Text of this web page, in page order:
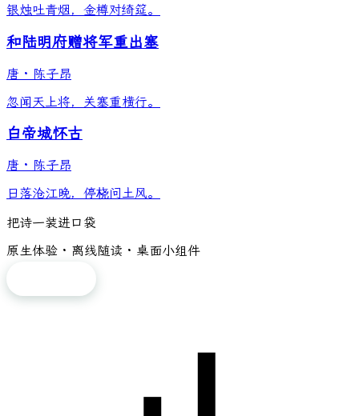
银烛吐青烟，金樽对绮筵。
和陆明府赠将军重出塞
唐 · 陈子昂
忽闻天上将，关塞重横行。
白帝城怀古
唐 · 陈子昂
日落沧江晚，停桡问土风。
把诗一装进口袋
原生体验 · 离线随读 · 桌面小组件